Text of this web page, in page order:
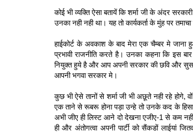
कोई भी व्‍यक्ति ऐसा बतायें कि शर्मा जी के अंदर
उनका नही नही था। यह तो कार्यकर्ता के मुंह पर
हाईकोर्ट के अवकाश के बाद मेरा एक चैम्‍बर मे जाना
प्रभावी राजनीति करते है। उनका कहना कि इस
नियुक्त हुये है और आप अपनी सरकार की छवि और
आपनी भगवा सरकार मे।
कुछ भी ऐसे तानों से शर्मा जी भी अछूते नही रहे होगे,
एक ताने से रूबरू होना पड़ा उन्‍हे तो उनके कद के
अभी जीए ही लिस्‍ट आने दो देखना एजीए-1 से कम नही
ही और अंतोगत्‍वा अपनी पार्टी को सैंकडों लाईयां